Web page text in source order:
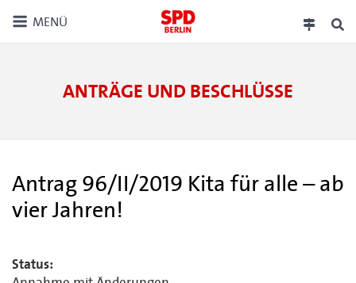
MENÜ
ANTRÄGE UND BESCHLÜSSE
Antrag 96/II/2019 Kita für alle – ab
vier Jahren!
Status: